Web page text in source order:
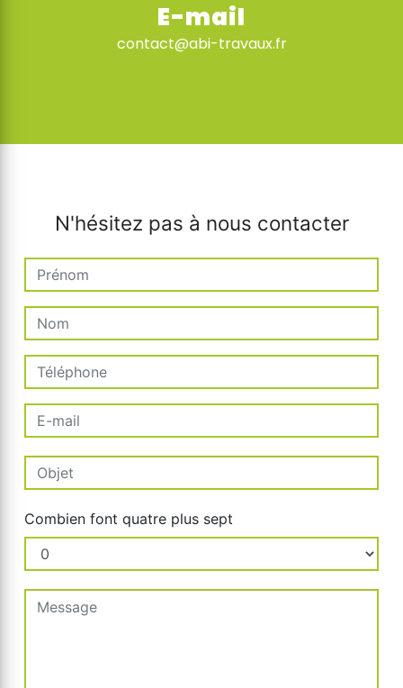
E-mail
contact@abi-travaux.fr
N'hésitez pas à nous contacter
Combien font quatre plus sept